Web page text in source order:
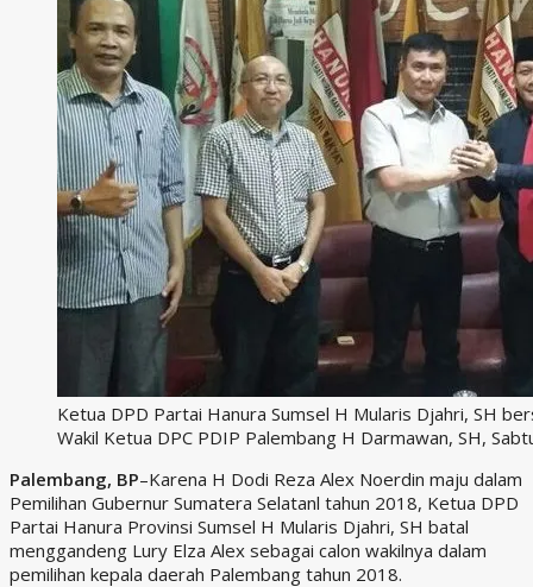
Ketua DPD Partai Hanura Sumsel H Mularis Djahri, SH
Wakil Ketua DPC PDIP Palembang H Darmawan, SH,
Palembang, BP–Karena H Dodi Reza Alex Noerdin maju dalam
Pemilihan Gubernur Sumatera Selatanl tahun 2018, Ketua DPD
Partai Hanura Provinsi Sumsel H Mularis Djahri, SH batal
menggandeng Lury Elza Alex sebagai calon wakilnya dalam
pemilihan kepala daerah Palembang tahun 2018.